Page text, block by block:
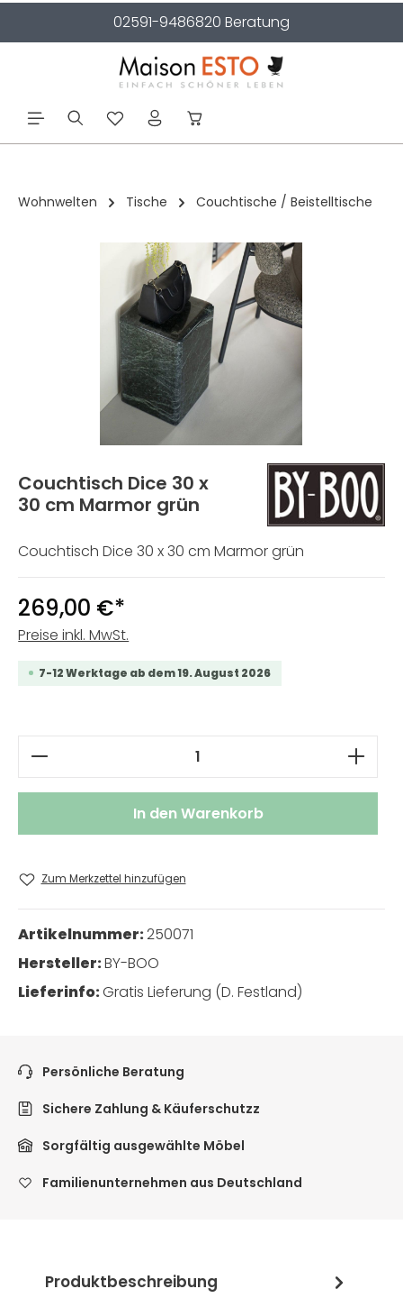
02591-9486820 Beratung
Wohnwelten Tische Couchtische / Beistelltische
Bildergalerie überspringen
Couchtisch Dice 30 x
30 cm Marmor grün
Couchtisch Dice 30 x 30 cm Marmor grün
269,00 €*
Preise inkl. MwSt.
7-12 Werktage ab dem 19. August 2026
Produkt Anzahl: Gib den
In den Warenkorb
Zum Merkzettel hinzufügen
Artikelnummer:250071
Hersteller:BY-BOO
Lieferinfo:Gratis Lieferung (D. Festland)
Persönliche Beratung
Sichere Zahlung & Käuferschutzz
Sorgfältig ausgewählte Möbel
Familienunternehmen aus Deutschland
Produktbeschreibung